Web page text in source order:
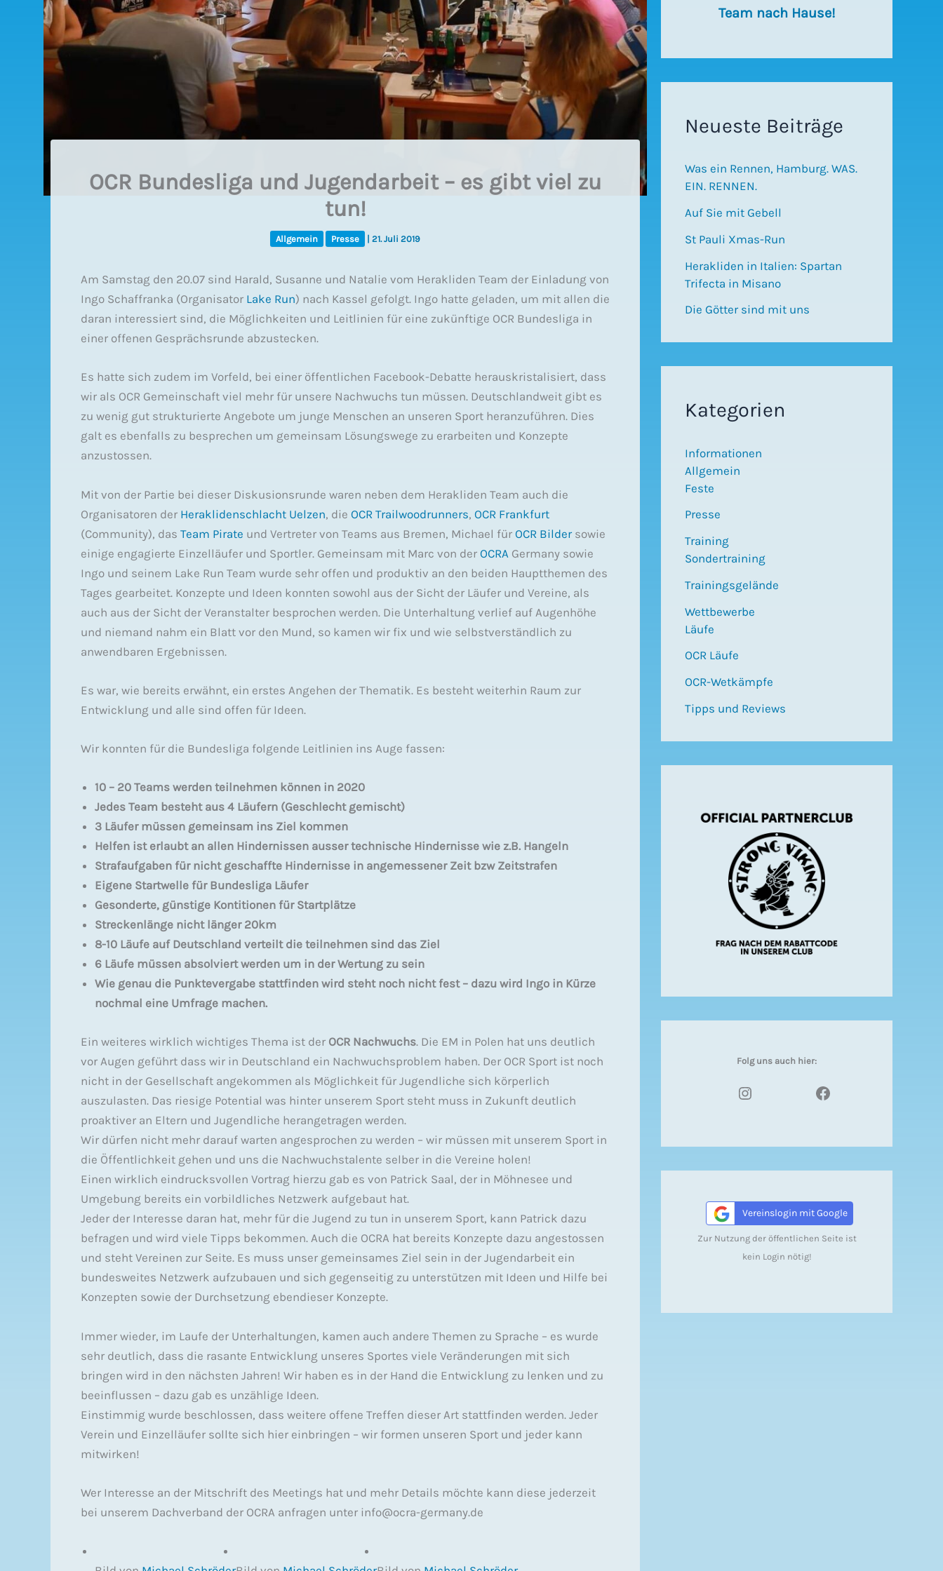
OCR Bundesliga und Jugendarbeit – es gibt viel zu
tun!
Allgemein Presse 21. Juli 2019
Am Samstag den 20.07 sind Harald, Susanne und Natalie vom Herakliden Team der Einladung von
Ingo Schaffranka (Organisator Lake Run) nach Kassel gefolgt. Ingo hatte geladen, um mit allen die
daran interessiert sind, die Möglichkeiten und Leitlinien für eine zukünftige OCR Bundesliga in
einer offenen Gesprächsrunde abzustecken.
Es hatte sich zudem im Vorfeld, bei einer öffentlichen Facebook-Debatte herauskristalisiert, dass
wir als OCR Gemeinschaft viel mehr für unsere Nachwuchs tun müssen. Deutschlandweit gibt es
zu wenig gut strukturierte Angebote um junge Menschen an unseren Sport heranzuführen. Dies
galt es ebenfalls zu besprechen um gemeinsam Lösungswege zu erarbeiten und Konzepte
anzustossen.
Mit von der Partie bei dieser Diskusionsrunde waren neben dem Herakliden Team auch die
Organisatoren der Heraklidenschlacht Uelzen, die OCR Trailwoodrunners, OCR Frankfurt
(Community), das Team Pirate und Vertreter von Teams aus Bremen, Michael für OCR Bildersowie
einige engagierte Einzelläufer und Sportler. Gemeinsam mit Marc von der OCRA Germany sowie
Ingo und seinem Lake Run Team wurde sehr offen und produktiv an den beiden Hauptthemen des
Tages gearbeitet. Konzepte und Ideen konnten sowohl aus der Sicht der Läufer und Vereine, als
auch aus der Sicht der Veranstalter besprochen werden. Die Unterhaltung verlief auf Augenhöhe
und niemand nahm ein Blatt vor den Mund, so kamen wir fix und wie selbstverständlich zu
anwendbaren Ergebnissen.
Es war, wie bereits erwähnt, ein erstes Angehen der Thematik. Es besteht weiterhin Raum zur
Entwicklung und alle sind offen für Ideen.
Wir konnten für die Bundesliga folgende Leitlinien ins Auge fassen:
10 – 20 Teams werden teilnehmen können in 2020
Jedes Team besteht aus 4 Läufern (Geschlecht gemischt)
3 Läufer müssen gemeinsam ins Ziel kommen
Helfen ist erlaubt an allen Hindernissen ausser technische Hindernisse wie z.B. Hangeln
Strafaufgaben für nicht geschaffte Hindernisse in angemessener Zeit bzw Zeitstrafen
Eigene Startwelle für Bundesliga Läufer
Gesonderte, günstige Kontitionen für Startplätze
Streckenlänge nicht länger 20km
8-10 Läufe auf Deutschland verteilt die teilnehmen sind das Ziel
6 Läufe müssen absolviert werden um in der Wertung zu sein
Wie genau die Punktevergabe stattfinden wird steht noch nicht fest – dazu wird Ingo in Kürze
nochmal eine Umfrage machen.
Ein weiteres wirklich wichtiges Thema ist derOCR Nachwuchs. Die EM in Polen hat uns deutlich
vor Augen geführt dass wir in Deutschland ein Nachwuchsproblem haben. Der OCR Sport ist noch
nicht in der Gesellschaft angekommen als Möglichkeit für Jugendliche sich körperlich
auszulasten. Das riesige Potential was hinter unserem Sport steht muss in Zukunft deutlich
proaktiver an Eltern und Jugendliche herangetragen werden.
Wir dürfen nicht mehr darauf warten angesprochen zu werden – wir müssen mit unserem Sport in
die Öffentlichkeit gehen und uns die Nachwuchstalente selber in die Vereine holen!
Einen wirklich eindrucksvollen Vortrag hierzu gab es von Patrick Saal, der in Möhnesee und
Umgebung bereits ein vorbildliches Netzwerk aufgebaut hat.
Jeder der Interesse daran hat, mehr für die Jugend zu tun in unserem Sport, kann Patrick dazu
befragen und wird viele Tipps bekommen. Auch die OCRA hat bereits Konzepte dazu angestossen
und steht Vereinen zur Seite. Es muss unser gemeinsames Ziel sein in der Jugendarbeit ein
bundesweites Netzwerk aufzubauen und sich gegenseitig zu unterstützen mit Ideen und Hilfe bei
Konzepten sowie der Durchsetzung ebendieser Konzepte.
Immer wieder, im Laufe der Unterhaltungen, kamen auch andere Themen zu Sprache – es wurde
sehr deutlich, dass die rasante Entwicklung unseres Sportes viele Veränderungen mit sich
bringen wird in den nächsten Jahren! Wir haben es in der Hand die Entwicklung zu lenken und zu
beeinflussen – dazu gab es unzählige Ideen.
Einstimmig wurde beschlossen, dass weitere offene Treffen dieser Art stattfinden werden. Jeder
Verein und Einzelläufer sollte sich hier einbringen – wir formen unseren Sport und jeder kann
mitwirken!
Wer Interesse an der Mitschrift des Meetings hat und mehr Details möchte kann diese jederzeit
bei unserem Dachverband der OCRA anfragen unter info@ocra-germany.de
Team nach Hause!
Neueste Beiträge
Was ein Rennen, Hamburg. WAS.
EIN. RENNEN.
Auf Sie mit Gebell
St Pauli Xmas-Run
Herakliden in Italien: Spartan
Trifecta in Misano
Die Götter sind mit uns
Kategorien
Informationen
Allgemein
Feste
Presse
Training
Sondertraining
Trainingsgelände
Wettbewerbe
Läufe
OCR Läufe
OCR-Wetkämpfe
Tipps und Reviews
Folg uns auch hier:
Instagram Facebook
Vereinslogin mit Google
Zur Nutzung der öffentlichen Seite ist
kein Login nötig!